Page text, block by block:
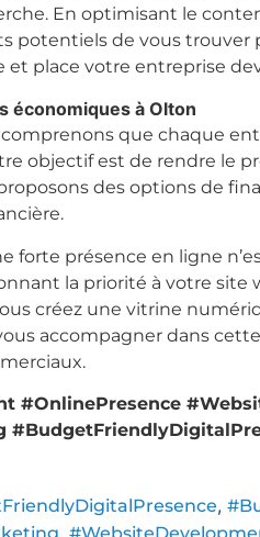
En optimisant le
potentiels de vous
et place votre entreprise
économiques à Olton
que chaque
objectif est de rendre le
des options de
forte présence en ligne
la priorité à votre
créez une vitrine
accompagner dans
#OnlinePresence
,